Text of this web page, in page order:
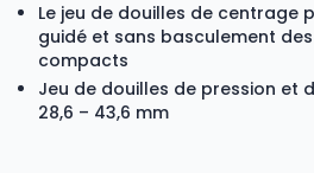
Le jeu de douilles de centrage
guidé et sans basculement
compacts
Jeu de douilles de pression et
28,6 – 43,6 mm